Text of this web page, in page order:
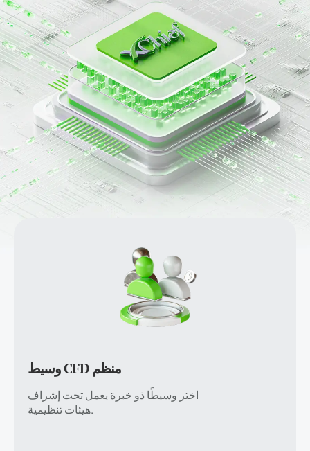
وسيط CFD منظم
اختر وسيطًا ذو خبرة يعمل تحت إشراف
هيئات تنظيمية.